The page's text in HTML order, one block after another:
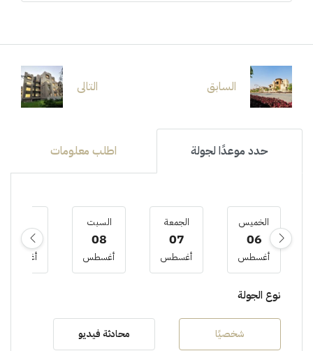
السابق التالى
حدد موعدًا لجولة اطلب معلومات
الخميس
06
أغسطس
الجمعة
07
أغسطس
السبت
08
أغسطس
09
أغسطس
نوع الجولة
شخصيًا محادثة فيديو